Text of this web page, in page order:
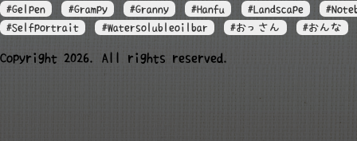
#Gelpen
#Grampy #Granny #Hanfu #Landscape
#Selfportrait
#Watersolubleoilbar #おっさん #おんな
Copyright 2026. All rights reserved.